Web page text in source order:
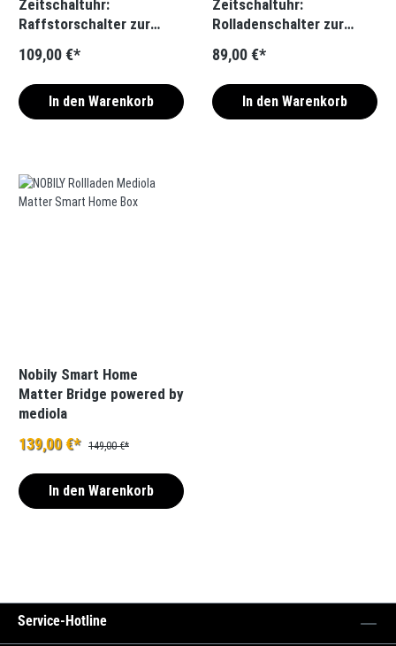
Zeitschaltuhr:
Raffstorschalter zur
Raffstores
109,00 €*
In den Warenkorb
Zeitschaltuhr:
Rolladenschalter zur
Rolladensteuerung
89,00 €*
In den Warenkorb
Nobily Smart Home
Matter Bridge powered by
mediola
139,00 €* 149,00 €*
In den Warenkorb
Service-Hotline